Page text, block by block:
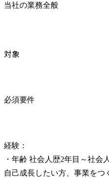
当社の業務全般
対象
必須要件
経験：
・年齢 社会人歴2年目～社会
自己成長したい方、事業をつ